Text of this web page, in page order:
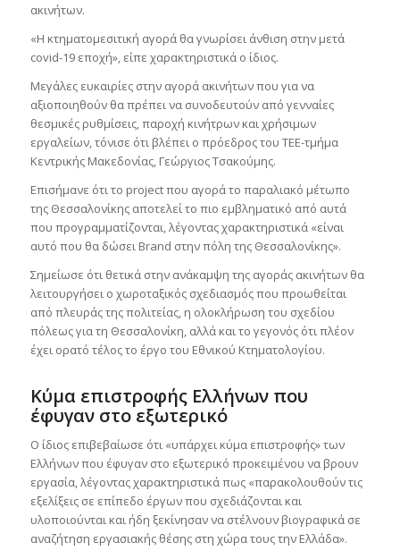
ακινήτων.
«Η κτηματομεσιτική αγορά θα γνωρίσει άνθιση στην μετά
covid-19 εποχή», είπε χαρακτηριστικά ο ίδιος.
Μεγάλες ευκαιρίες στην αγορά ακινήτων που για να
αξιοποιηθούν θα πρέπει να συνοδευτούν από γενναίες
θεσμικές ρυθμίσεις, παροχή κινήτρων και χρήσιμων
εργαλείων, τόνισε ότι βλέπει ο πρόεδρος του ΤΕΕ-τμήμα
Κεντρικής Μακεδονίας, Γεώργιος Τσακούμης.
Επισήμανε ότι το project που αγορά το παραλιακό μέτωπο
της Θεσσαλονίκης αποτελεί το πιο εμβληματικό από αυτά
που προγραμματίζονται, λέγοντας χαρακτηριστικά «είναι
αυτό που θα δώσει Brand στην πόλη της Θεσσαλονίκης».
Σημείωσε ότι θετικά στην ανάκαμψη της αγοράς ακινήτων θα
λειτουργήσει ο χωροταξικός σχεδιασμός που προωθείται
από πλευράς της πολιτείας, η ολοκλήρωση του σχεδίου
πόλεως για τη Θεσσαλονίκη, αλλά και το γεγονός ότι πλέον
έχει ορατό τέλος το έργο του Εθνικού Κτηματολογίου.
Κύμα επιστροφής Ελλήνων που
έφυγαν στο εξωτερικό
Ο ίδιος επιβεβαίωσε ότι «υπάρχει κύμα επιστροφής» των
Ελλήνων που έφυγαν στο εξωτερικό προκειμένου να βρουν
εργασία, λέγοντας χαρακτηριστικά πως «παρακολουθούν τις
εξελίξεις σε επίπεδο έργων που σχεδιάζονται και
υλοποιούνται και ήδη ξεκίνησαν να στέλνουν βιογραφικά σε
αναζήτηση εργασιακής θέσης στη χώρα τους την Ελλάδα».